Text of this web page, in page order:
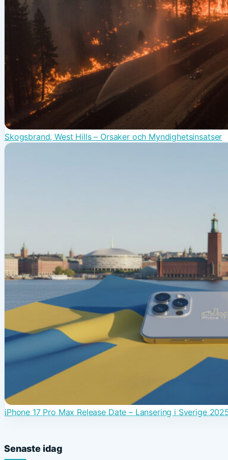
Skogsbrand, West Hills – Orsaker och Myndighetsinsatser
iPhone 17 Pro Max Release Date – Lansering i Sverige
Senaste idag